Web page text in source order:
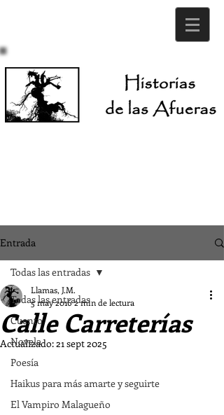
Entrada
Todas las entradas
Cuento
Novela
Poesía
Haikus para más amarte y seguirte
El Vampiro Malagueño
Todas las entradas
Calle Carreterías
Llamas, J.M.
5 may 20162 min de lectura
Actualizado:21 sept 2025